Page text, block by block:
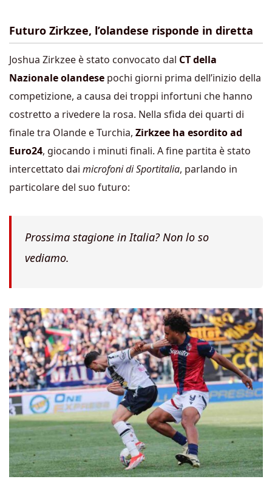
Futuro Zirkzee, l’olandese risponde in diretta
Joshua Zirkzee è stato convocato dal CT della
Nazionale olandese pochi giorni prima dell’inizio della
competizione, a causa dei troppi infortuni che hanno
costretto a rivedere la rosa. Nella sfida dei quarti di
finale tra Olande e Turchia, Zirkzee ha esordito ad
Euro24, giocando i minuti finali. A fine partita è stato
intercettato dai microfoni di Sportitalia, parlando in
particolare del suo futuro:
Prossima stagione in Italia? Non lo so
vediamo.